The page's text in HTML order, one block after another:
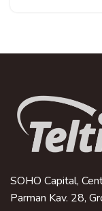
SOHO Capital,
Parman Kav. 28,